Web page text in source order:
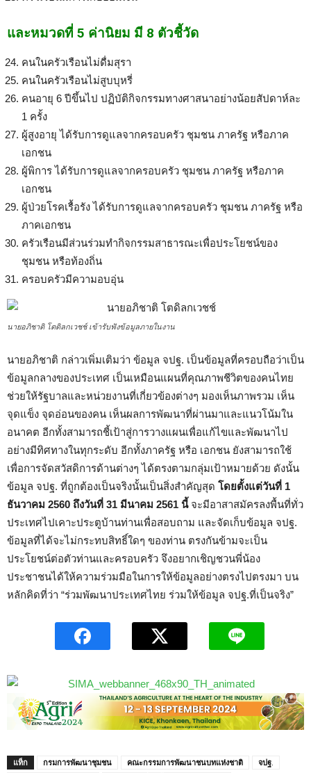
และหมวดที่ 5 ค่านิยม มี 8 ตัวชี้วัด
คนในครัวเรือนไม่ดื่มสุรา
คนในครัวเรือนไม่สูบบุหรี่
คนอายุ 6 ปีขึ้นไป ปฏิบัติกิจกรรมทางศาสนาอย่างน้อยสัปดาห์ละ
1 ครั้ง
ผู้สูงอายุ ได้รับการดูแลจากครอบครัว ชุมชน ภาครัฐ หรือภาค
เอกชน
ผู้พิการ ได้รับการดูแลจากครอบครัว ชุมชน ภาครัฐ หรือภาค
เอกชน
ผู้ป่วยโรคเรื้อรัง ได้รับการดูแลจากครอบครัว ชุมชน ภาครัฐ หรือ
ภาคเอกชน
ครัวเรือนมีส่วนร่วมทำกิจกรรมสาธารณะเพื่อประโยชน์ของ
ชุมชน หรือท้องถิ่น
ครอบครัวมีความอบอุ่น
นายอภิชาติ โตดิลกเวชช์ เข้ารับฟังข้อมูลภายในงาน
นายอภิชาติ กล่าวเพิ่มเติมว่า ข้อมูล จปฐ. เป็นข้อมูลที่ครอบถือว่าเป็น
ข้อมูลกลางของประเทศ เป็นเหมือนแผนที่คุณภาพชีวิตของคนไทย
ช่วยให้รัฐบาลและหน่วยงานที่เกี่ยวข้องต่างๆ มองเห็นภาพรวม เห็น
จุดแข็ง จุดอ่อนของคน เห็นผลการพัฒนาที่ผ่านมาและแนวโน้มใน
อนาคต อีกทั้งสามารถชี้เป้าสู่การวางแผนเพื่อแก้ไขและพัฒนาไป
อย่างมีทิศทางในทุกระดับ อีกทั้งภาครัฐ หรือ เอกชน ยังสามารถใช้
เพื่อการจัดสวัสดิการด้านต่างๆ ได้ตรงตามกลุ่มเป้าหมายด้วย ดังนั้น
ข้อมูล จปฐ. ที่ถูกต้องเป็นจริงนั้นเป็นสิ่งสำคัญสุด โดยตั้งแต่วันที่ 1
ธันวาคม 2560 ถึงวันที่ 31 มีนาคม 2561 นี้ จะมีอาสาสมัครลงพื้นที่ทั่ว
ประเทศไปเคาะประตูบ้านท่านเพื่อสอบถาม และจัดเก็บข้อมูล จปฐ.
ข้อมูลที่ได้จะไม่กระทบสิทธิ์ใดๆ ของท่าน ตรงกันข้ามจะเป็น
ประโยชน์ต่อตัวท่านและครอบครัว จึงอยากเชิญชวนพี่น้อง
ประชาชนได้ให้ความร่วมมือในการให้ข้อมูลอย่างตรงไปตรงมา บน
หลักคิดที่ว่า “ร่วมพัฒนาประเทศไทย ร่วมให้ข้อมูล จปฐ.ที่เป็นจริง”
แท็ก กรมการพัฒนาชุมชน คณะกรรมการพัฒนาชนบทแห่งชาติ
จปฐ.